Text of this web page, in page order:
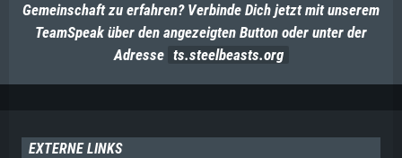
Gemeinschaft zu erfahren? Verbinde Dich jetzt mit unserem
TeamSpeak über den angezeigten Button oder unter der
Adresse ts.steelbeasts.org
EXTERNE LINKS